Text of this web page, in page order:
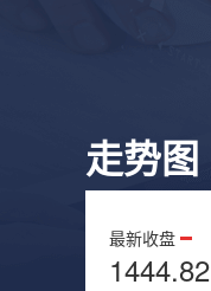
走势图
最新收盘
1444.82